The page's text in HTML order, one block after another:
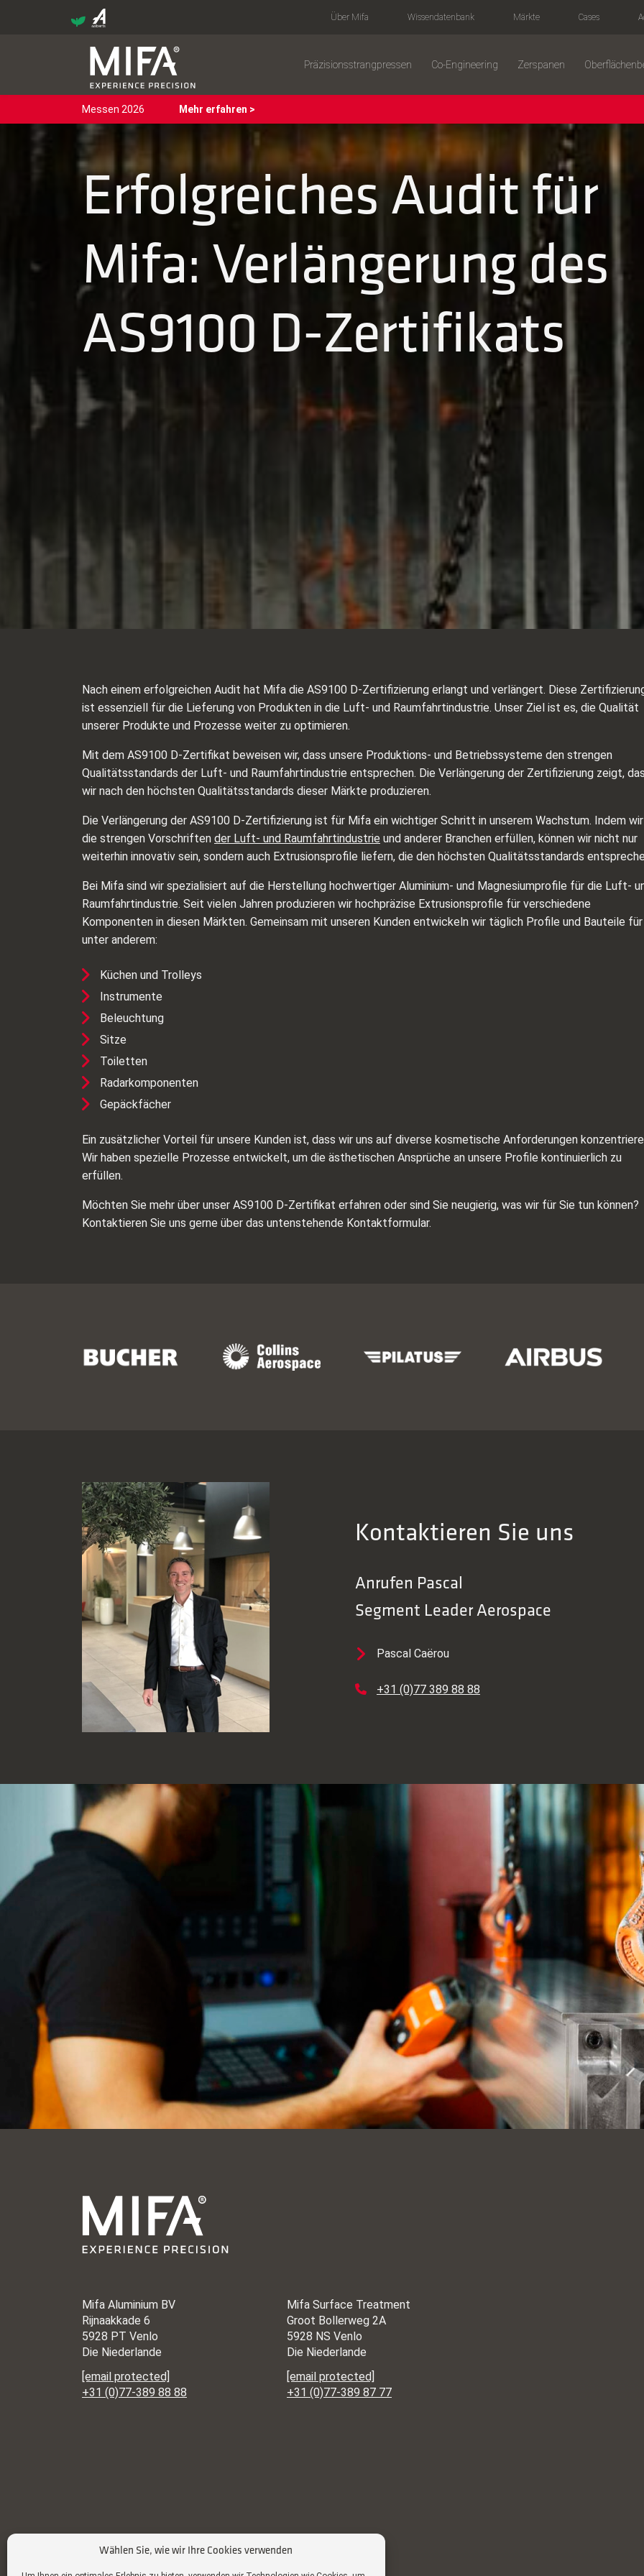
Wählen Sie, wie wir Ihre Cookies verwenden
Über Mifa Wissendatenbank Märkte Cases
Präzisionsstrangpressen Co-Engineering Zerspanen
Messen 2026 Mehr erfahren >
Erfolgreiches Audit für
Mifa: Verlängerung des
AS9100 D-Zertifikats
Nach einem erfolgreichen Audit hat Mifa die AS9100 D-Zertifizierung erlangt und verlängert. Diese
ist essenziell für die Lieferung von Produkten in die Luft- und Raumfahrtindustrie. Unser Ziel ist es, die Qualität
unserer Produkte und Prozesse weiter zu optimieren.
Mit dem AS9100 D-Zertifikat beweisen wir, dass unsere Produktions- und Betriebssysteme den strengen
Qualitätsstandards der Luft- und Raumfahrtindustrie entsprechen. Die Verlängerung der Zertifizierung zeigt,
wir nach den höchsten Qualitätsstandards dieser Märkte produzieren.
Die Verlängerung der AS9100 D-Zertifizierung ist für Mifa ein wichtiger Schritt in unserem Wachstum. Indem wir
die strengen Vorschriften der Luft- und Raumfahrtindustrie und anderer Branchen erfüllen, können wir nicht nur
weiterhin innovativ sein, sondern auch Extrusionsprofile liefern, die den höchsten Qualitätsstandards
Bei Mifa sind wir spezialisiert auf die Herstellung hochwertiger Aluminium- und Magnesiumprofile für die Luft-
Raumfahrtindustrie. Seit vielen Jahren produzieren wir hochpräzise Extrusionsprofile für verschiedene
Komponenten in diesen Märkten. Gemeinsam mit unseren Kunden entwickeln wir täglich Profile und Bauteile für
unter anderem:
Küchen und Trolleys
Instrumente
Beleuchtung
Sitze
Toiletten
Radarkomponenten
Gepäckfächer
Ein zusätzlicher Vorteil für unsere Kunden ist, dass wir uns auf diverse kosmetische Anforderungen
Wir haben spezielle Prozesse entwickelt, um die ästhetischen Ansprüche an unsere Profile kontinuierlich zu
erfüllen.
Möchten Sie mehr über unser AS9100 D-Zertifikat erfahren oder sind Sie neugierig, was wir für Sie tun können?
Kontaktieren Sie uns gerne über das untenstehende Kontaktformular.
Kontaktieren Sie uns
Anrufen Pascal
Segment Leader Aerospace
Pascal Caërou
+31 (0)77 389 88 88
Mifa Aluminium BV
Rijnaakkade 6
5928 PT Venlo
Die Niederlande
[email protected]
+31 (0)77-389 88 88
Mifa Surface Treatment
Groot Bollerweg 2A
5928 NS Venlo
Die Niederlande
[email protected]
+31 (0)77-389 87 77